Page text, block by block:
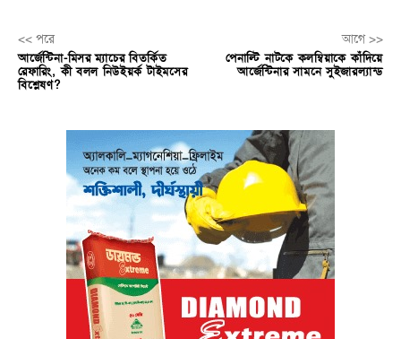
<< পরে
আর্জেন্টিনা-মিসর ম্যাচের বিতর্কিত
রেফারিং, কী বলল নিউইয়র্ক টাইমসের
বিশ্লেষণ?
আগে >>
পেনাল্টি নাটকে কলম্বিয়াকে কাঁদিয়ে
আর্জেন্টিনার সামনে সুইজারল্যান্ড